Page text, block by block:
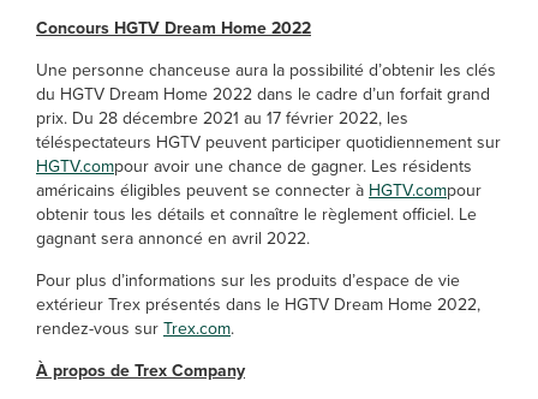
Concours HGTV Dream Home 2022
Une personne chanceuse aura la possibilité d’obtenir les clés
du HGTV Dream Home 2022 dans le cadre d’un forfait grand
prix. Du 28 décembre 2021 au 17 février 2022, les
téléspectateurs HGTV peuvent participer quotidiennement sur
HGTV.compour avoir une chance de gagner. Les résidents
américains éligibles peuvent se connecter à HGTV.compour
obtenir tous les détails et connaître le règlement officiel. Le
gagnant sera annoncé en avril 2022.
Pour plus d’informations sur les produits d’espace de vie
extérieur Trex présentés dans le HGTV Dream Home 2022,
rendez-vous surTrex.com.
À propos de Trex Company